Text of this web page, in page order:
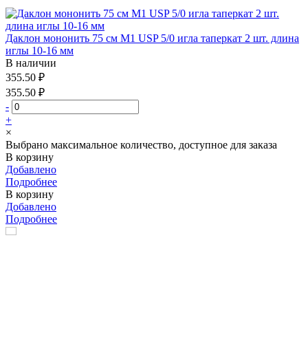
Даклон мононить 75 см М1 USP 5/0 игла таперкат 2 шт. длина
иглы 10-16 мм
В наличии
355.50 ₽
355.50 ₽
-
+
×
Выбрано максимальное количество, доступное для заказа
В корзину
Добавлено
Подробнее
В корзину
Добавлено
Подробнее